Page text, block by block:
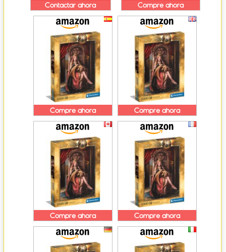
Contactar ahora Compre ahora
Compre ahora Compre ahora
Compre ahora Compre ahora